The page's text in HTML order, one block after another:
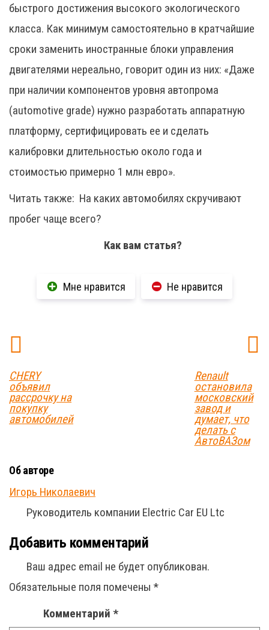
быстрого достижения высокого экологического
класса. Как минимум самостоятельно в кратчайшие
сроки заменить иностранные блоки управления
двигателями нереально, говорит один из них: «Даже
при наличии компонентов уровня автопрома
(automotive grade) нужно разработать аппаратную
платформу, сертифицировать ее и сделать
калибровки длительностью около года и
стоимостью примерно 1 млн евро».
Читать также: На каких автомобилях скручивают
пробег чаще всего?
Как вам статья?
Мне нравится Не нравится
CHERY
объявил
рассрочку на
покупку
автомобилей
Renault
остановила
московский
завод и
думает, что
делать с
АвтоВАЗом
Об авторе
Игорь Николаевич
Руководитель компании Electric Car EU Ltc
Добавить комментарий
Ваш адрес email не будет опубликован.
Обязательные поля помечены *
Комментарий *